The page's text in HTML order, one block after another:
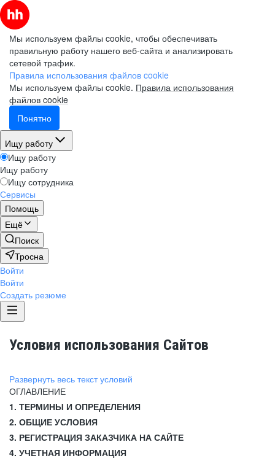
Мы используем файлы cookie, чтобы обеспечивать
правильную работу нашего веб-сайта и анализировать
сетевой трафик.
Правила использования файлов cookie
Мы используем файлы cookie. Правила использования
файлов cookie
Понятно
Ищу работу
Ищу работу
Ищу работу
Ищу сотрудника
Сервисы
Помощь
Ещё
Поиск
Тросна
Войти
Войти
Создать резюме
Условия использования Сайтов
Развернуть весь текст условий
ОГЛАВЛЕНИЕ
1. ТЕРМИНЫ И ОПРЕДЕЛЕНИЯ
2. ОБЩИЕ УСЛОВИЯ
3. РЕГИСТРАЦИЯ ЗАКАЗЧИКА НА САЙТЕ
4. УЧЕТНАЯ ИНФОРМАЦИЯ